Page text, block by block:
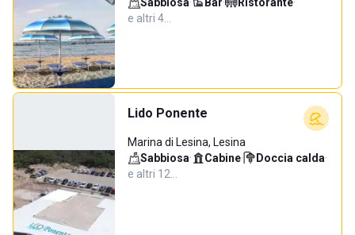
e altri 4…
Lido Ponente
Marina di Lesina, Lesina
Sabbiosa· Cabine· Doccia calda·
e altri 12…